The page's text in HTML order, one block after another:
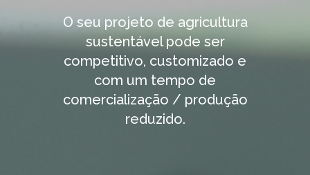
O seu projeto de agricultura
sustentável pode ser
competitivo, customizado e
com um tempo de
comercialização / produção
reduzido.